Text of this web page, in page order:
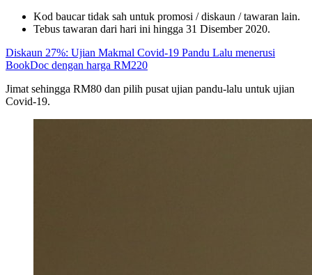
Kod baucar tidak sah untuk promosi / diskaun / tawaran lain.
Tebus tawaran dari hari ini hingga 31 Disember 2020.
Diskaun 27%: Ujian Makmal Covid-19 Pandu Lalu menerusi
BookDoc dengan harga RM220
Jimat sehingga RM80 dan pilih pusat ujian pandu-lalu untuk ujian
Covid-19.